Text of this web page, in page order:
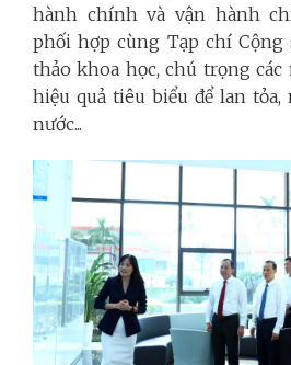
hành chính và vận hành
phối hợp cùng Tạp chí Cộng
thảo khoa học, chú trọng
hiệu quả tiêu biểu để lan
nước...